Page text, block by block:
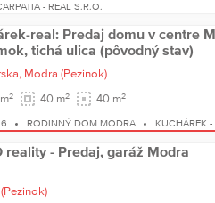
- REAL S.R.O.
real: Predaj domu v centre
tichá ulica (pôvodný stav)
Modra (Pezinok)
2 40 m2 40 m2
RODINNÝ DOM MODRA KUCHÁREK
reality - Predaj, garáž Modra
(Pezinok)